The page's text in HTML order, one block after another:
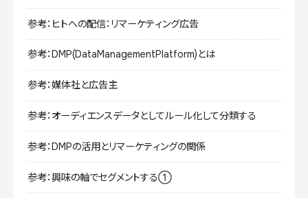
参考：ヒトへの配信：リマーケティング広告
参考：DMP(DataManagementPlatform)とは
参考：媒体社と広告主
参考：オーディエンスデータとしてルール化して分類する
参考：DMPの活用とリマーケティングの関係
参考：興味の軸でセグメントする①